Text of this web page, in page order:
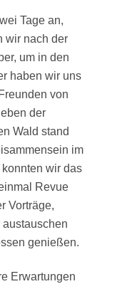
Tage an,
wir nach der
um in den
haben wir uns
von
der
Wald stand
im
wir das
Revue
Vorträge,
austauschen
genießen.
Erwartungen